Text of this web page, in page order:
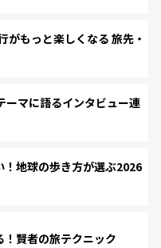
もっと楽しくなる 旅先・
ーマに語るインタビュー連
地球の歩き方が選ぶ2026
賢者の旅テクニック